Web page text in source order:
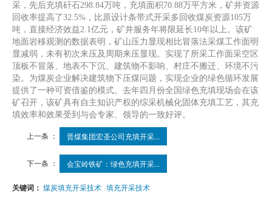
采，先后充填矸石298.84万吨，充填面积70.88万平方米，矿井资源
回收率提高了32.5%，比原设计条带式开采多回收煤炭资源105万
吨，直接经济效益2.1亿元，矿井服务年将限延长10年以上。该矿
地面岩移观测的数据表明，矿山压力显现相比冒落法采煤工作面明
显减弱，未有初次来压及周期来压显现。实现了所采工作面采空区
顶板不冒落、地表不下沉、建筑物不影响、村庄不搬迁、环境不污
染。为煤炭企业解决建筑物下压煤问题，实现企业的绿色循环发展
提供了一种可资借鉴的模式。去年四月份全国绿色充填现场会在该
矿召开，该矿具有自主知识产权的综采机械化固体充填工艺，其充
填效率和效果受到与会专家、领导的一致好评。
上一条 ： 晋煤集团宏圣公司充填开采...
下一条 ： 会宝岭铁矿：绿色充填开采...
关键词： 煤炭填充开采技术 填充开采技术